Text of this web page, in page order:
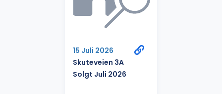
15 Juli 2026
Skuteveien 3A
Solgt Juli 2026